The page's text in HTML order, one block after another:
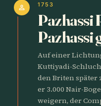
person 1753
Pazhassi
Pazhassi
Auf einer
Kuttiyadi-
den Briten
er 3.000 Nair-
weigern, der